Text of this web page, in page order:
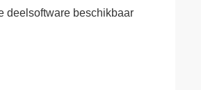
deelsoftware beschikbaar